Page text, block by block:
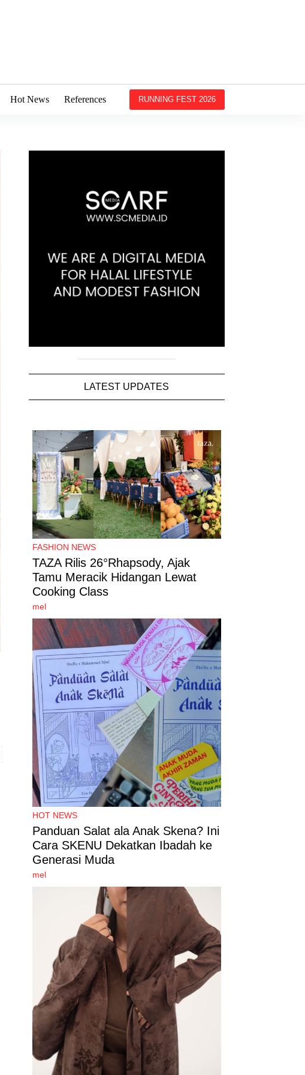
Hot News References RUNNING FEST 2026
LATEST UPDATES
FASHION NEWS
TAZA Rilis 26°Rhapsody, Ajak
Tamu Meracik Hidangan Lewat
Cooking Class
mel
HOT NEWS
Panduan Salat ala Anak Skena? Ini
Cara SKENU Dekatkan Ibadah ke
Generasi Muda
mel